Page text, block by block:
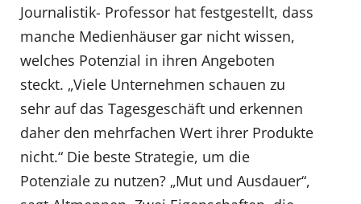
Journalistik- Professor hat festgestellt, dass
manche Medienhäuser gar nicht wissen,
welches Potenzial in ihren Angeboten
steckt. „Viele Unternehmen schauen zu
sehr auf das Tagesgeschäft und erkennen
daher den mehrfachen Wert ihrer Produkte
nicht.“ Die beste Strategie, um die
Potenziale zu nutzen? „Mut und Ausdauer“,